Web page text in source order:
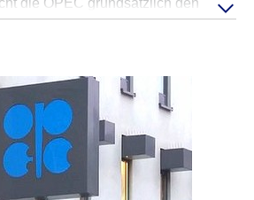
auf unsere Website zu
geben wir Informationen zu Ihrer
Daten mit weiteren Informationen
Impressum
und
.
die OPEC grundsätzlich den
der IEA und von BP, die einen
geht für 2050 von einem
wie heute aus und schätzt,
kontinu­ierlich bei über 100
wird.
mehrere andere Ölkonzerne das
in den dreißiger Jahren, und